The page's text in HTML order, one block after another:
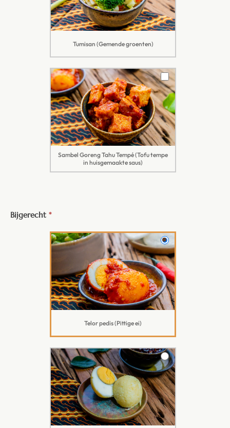
Tumisan (Gemende groenten)
Sambel Goreng Tahu Tempé (Tofu tempe
in huisgemaakte saus)
Bijgerecht *
Telor pedis (Pittige ei)